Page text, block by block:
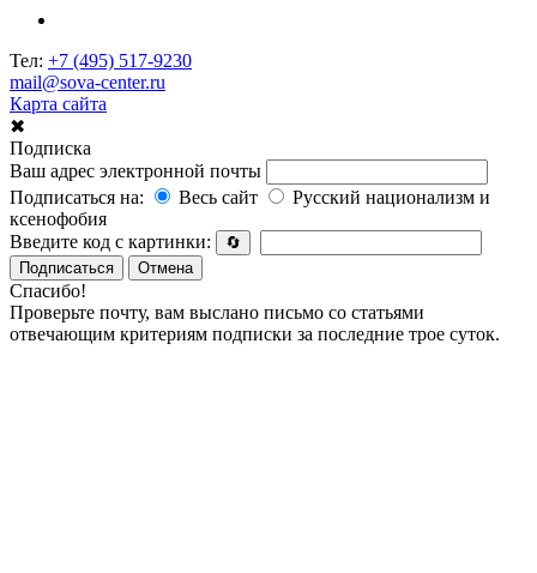
Тел: +7 (495) 517-9230
mail@sova-center.ru
Карта сайта
✖
Подписка
Ваш адрес электронной почты
Подписаться на:
Весь сайт
Русский национализм и
ксенофобия
Введите код с картинки:
🔄
Подписаться
Отмена
Спасибо!
Проверьте почту, вам выслано письмо со статьями
отвечающим критериям подписки за последние трое суток.